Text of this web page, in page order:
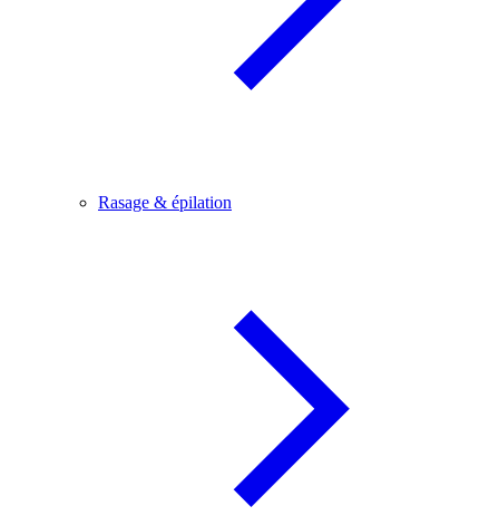
Rasage & épilation